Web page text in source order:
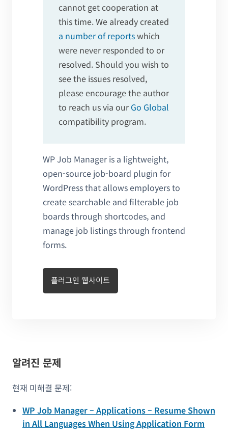
cannot get cooperation at
this time. We already created
a number of reportswhich
were never responded to or
resolved. Should you wish to
see the issues resolved,
please encourage the author
to reach us via our Go Global
compatibility program.
WP Job Manager is a lightweight,
open-source job-board plugin for
WordPress that allows employers to
create searchable and filterable job
boards through shortcodes, and
manage job listings through frontend
forms.
플러그인 웹사이트
알려진 문제
현재 미해결 문제:
WP Job Manager – Applications – Resume Shown
in All Languages When Using Application Form